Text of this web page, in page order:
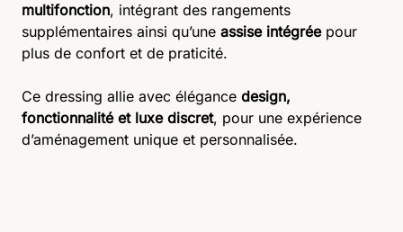
multifonction, intégrant des rangements
supplémentaires ainsi qu’une assise intégréepour
plus de confort et de praticité.
Ce dressing allie avec élégance design,
fonctionnalité et luxe discret, pour une expérience
d’aménagement unique et personnalisée.